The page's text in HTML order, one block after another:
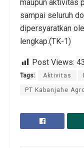
maupun aktivitas
sampai seluruh
dipersyaratkan
lengkap.(TK-1)
Post Views:
Tags: Aktivitas
PT Kabanjahe